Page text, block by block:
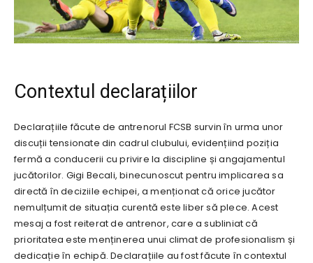
Contextul declarațiilor
Declarațiile făcute de antrenorul FCSB survin în urma unor
discuții tensionate din cadrul clubului, evidențiind poziția
fermă a conducerii cu privire la discipline și angajamentul
jucătorilor. Gigi Becali, binecunoscut pentru implicarea sa
directă în deciziile echipei, a menționat că orice jucător
nemulțumit de situația curentă este liber să plece. Acest
mesaj a fost reiterat de antrenor, care a subliniat că
prioritatea este menținerea unui climat de profesionalism și
dedicație în echipă. Declarațiile au fost făcute în contextul